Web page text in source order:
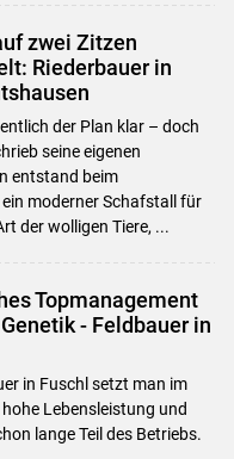
zwei Zitzen
Riederbauer in
der Plan klar – doch
seine eigenen
entstand beim
moderner Schafstall für
der wolligen Tiere, ...
Topmanagement
- Feldbauer in
in Fuschl setzt man im
Lebensleistung und
lange Teil des Betriebs.